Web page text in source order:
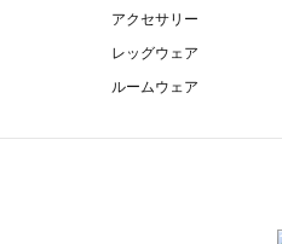
アクセサリー
レッグウェア
ルームウェア